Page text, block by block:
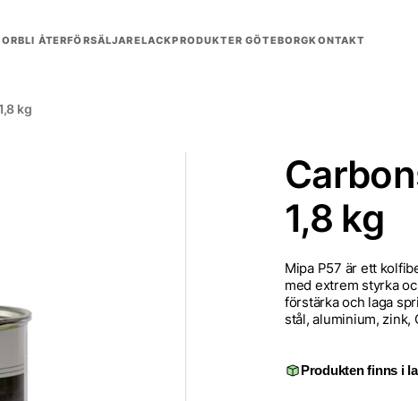
BLI ÅTERFÖRSÄLJARELACKPRODUKTER GÖTEBORGKONTAKT
kg
1,8 kg
Mipa P57 är ett
med extrem styrka
förstärka och laga
stål, aluminium, zink,
Produkten finns i